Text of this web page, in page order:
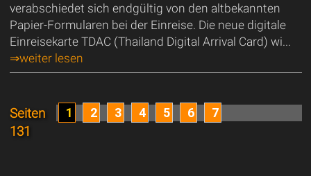
verabschiedet sich endgültig von den altbekannten
Papier-Formularen bei der Einreise. Die neue digitale
Einreisekarte TDAC (Thailand Digital Arrival Card) wi...
⇒weiter lesen
Seiten
131
1 2 3 4 5 6 7